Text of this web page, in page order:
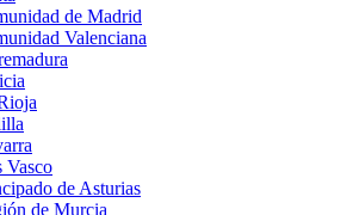
de Madrid
Valenciana
Vasco
de Asturias
de Murcia